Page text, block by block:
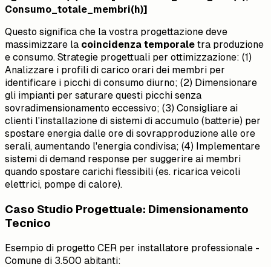
Consumo_totale_membri(h)]
Questo significa che la vostra progettazione deve
massimizzare la coincidenza temporale tra produzione
e consumo. Strategie progettuali per ottimizzazione: (1)
Analizzare i profili di carico orari dei membri per
identificare i picchi di consumo diurno; (2) Dimensionare
gli impianti per saturare questi picchi senza
sovradimensionamento eccessivo; (3) Consigliare ai
clienti l'installazione di sistemi di accumulo (batterie) per
spostare energia dalle ore di sovrapproduzione alle ore
serali, aumentando l'energia condivisa; (4) Implementare
sistemi di demand response per suggerire ai membri
quando spostare carichi flessibili (es. ricarica veicoli
elettrici, pompe di calore).
Caso Studio Progettuale: Dimensionamento
Tecnico
Esempio di progetto CER per installatore professionale -
Comune di 3.500 abitanti: